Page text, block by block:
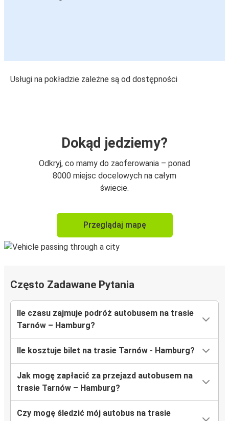
Usługi na pokładzie zależne są od dostępności
Dokąd jedziemy?
Odkryj, co mamy do zaoferowania – ponad
8000 miejsc docelowych na całym
świecie.
Przeglądaj mapę
Często Zadawane Pytania
Ile czasu zajmuje podróż autobusem na trasie
Tarnów – Hamburg?
Ile kosztuje bilet na trasie Tarnów - Hamburg?
Jak mogę zapłacić za przejazd autobusem na
trasie Tarnów – Hamburg?
Czy mogę śledzić mój autobus na trasie